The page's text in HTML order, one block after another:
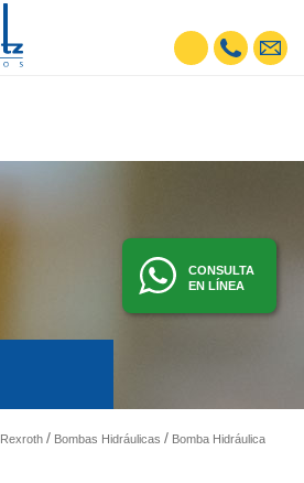
CONSULTA
EN LÍNEA
Rexroth Bombas Hidráulicas Bomba Hidráulica de Pistones Axiales